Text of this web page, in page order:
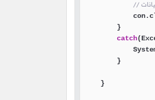
        }
catch
        }
    }